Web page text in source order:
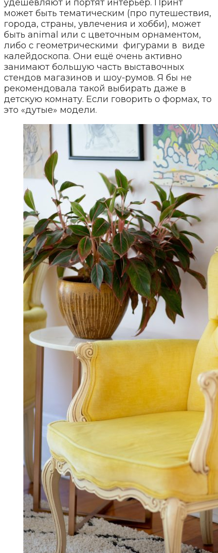
удешевляют и портят интерьер. Принт
может быть тематическим (про путешествия,
города, страны, увлечения и хобби), может
быть animal или с цветочным орнаментом,
либо с геометрическими фигурами в виде
калейдоскопа. Они ещё очень активно
занимают большую часть выставочных
стендов магазинов и шоу-румов. Я бы не
рекомендовала такой выбирать даже в
детскую комнату. Если говорить о формах, то
это «дутые» модели.